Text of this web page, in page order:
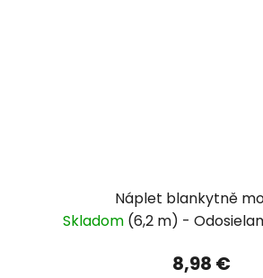
Náplet blankytně
Skladom (6,2 m)
8,98 €